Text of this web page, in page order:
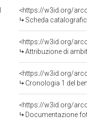
<https://w3id.org/
Scheda
<https://w3id.org/
Attribuzione di
<https://w3id.org/
Cronologia 1 del
Documentazione